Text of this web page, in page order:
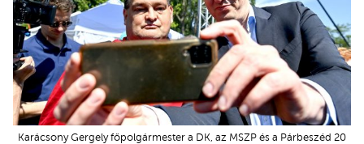
Karácsony Gergely főpolgármester a DK, az MSZP és a Párbeszéd 20